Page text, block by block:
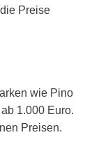
Preise
wie Pino
1.000 Euro.
Preisen.